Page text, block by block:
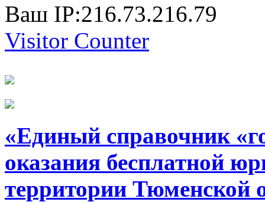
Ваш IP:216.73.216.79
Visitor Counter
«Единый справочник
оказания бесплатной
территории Тюменской